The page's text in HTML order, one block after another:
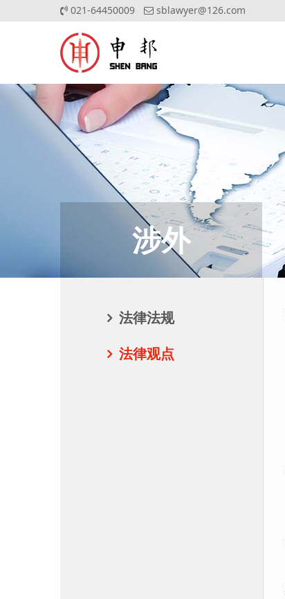
021-64450009 sblawyer@126.com
涉外
法律法规
法律观点